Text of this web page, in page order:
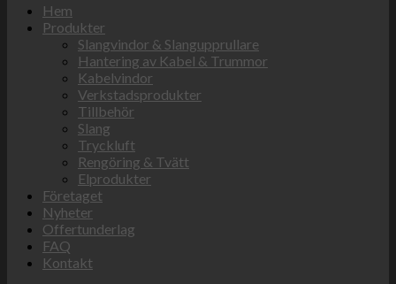
Hem
Produkter
Slangvindor & Slangupprullare
Hantering av Kabel & Trummor
Kabelvindor
Verkstadsprodukter
Tillbehör
Slang
Tryckluft
Rengöring & Tvätt
Elprodukter
Företaget
Nyheter
Offertunderlag
FAQ
Kontakt